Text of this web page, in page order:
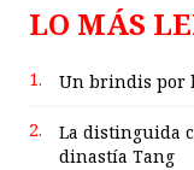
LO MÁS
1. Un brindis por
2.
La distinguida
dinastía Tang